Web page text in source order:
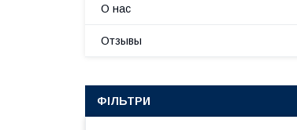
О нас
Отзывы
ФІЛЬТРИ